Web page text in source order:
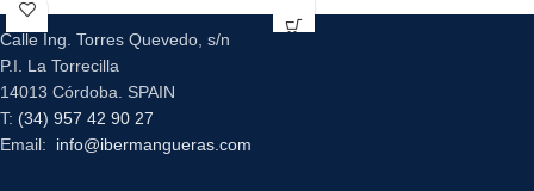
Calle Ing. Torres Quevedo, s/n
P.I. La Torrecilla
14013 Córdoba. SPAIN
T: (34) 957 42 90 27
Email: info@ibermangueras.com